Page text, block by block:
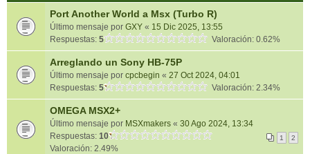
Port Another World a Msx (Turbo R)
Último mensaje por GXY « 15 Dic 2025, 13:55
Respuestas: 5 Valoración: 0.62%
Arreglando un Sony HB-75P
Último mensaje por cpcbegin « 27 Oct 2024, 04:01
Respuestas: 5 Valoración: 2.34%
OMEGA MSX2+
Último mensaje por MSXmakers « 30 Ago 2024, 13:34
Respuestas: 10 1 2
Valoración: 2.49%